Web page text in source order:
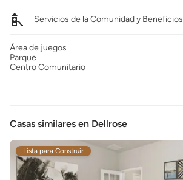
Servicios de la Comunidad y Beneficios
Área de juegos
Parque
Centro Comunitario
Casas similares en Dellrose
Lista para Construir